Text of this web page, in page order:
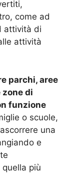
come ad
attività di
attività
parchi, aree
di
funzione
o scuole,
una
e
quella più